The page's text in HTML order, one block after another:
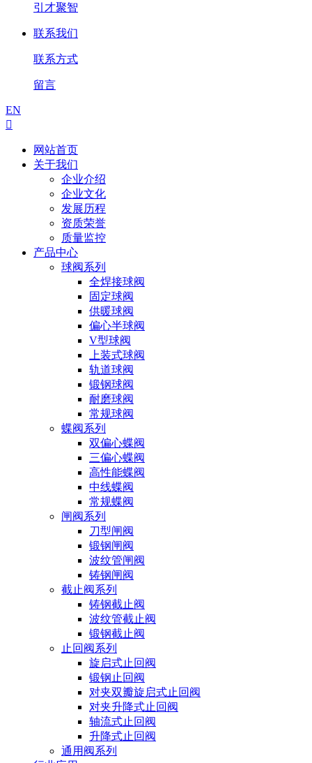
引才聚智
联系我们
联系方式
留言
EN

网站首页
关于我们
企业介绍
企业文化
发展历程
资质荣誉
质量监控
产品中心
球阀系列
全焊接球阀
固定球阀
供暖球阀
偏心半球阀
V型球阀
上装式球阀
轨道球阀
锻钢球阀
耐磨球阀
常规球阀
蝶阀系列
双偏心蝶阀
三偏心蝶阀
高性能蝶阀
中线蝶阀
常规蝶阀
闸阀系列
刀型闸阀
锻钢闸阀
波纹管闸阀
铸钢闸阀
截止阀系列
铸钢截止阀
波纹管截止阀
锻钢截止阀
止回阀系列
旋启式止回阀
锻钢止回阀
对夹双瓣旋启式止回阀
对夹升降式止回阀
轴流式止回阀
升降式止回阀
通用阀系列